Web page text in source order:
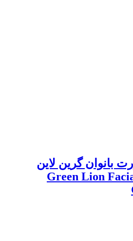
بانوان گرین لاین
Green Lion